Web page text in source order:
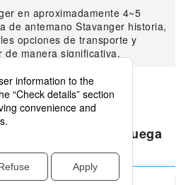
en aproximadamente 4~5
de antemano Stavanger historia,
opciones de transporte y
de manera significativa.
bajos para Noruega